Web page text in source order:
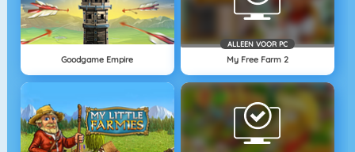
Goodgame Empire
ALLEEN VOOR PC
My Free Farm 2